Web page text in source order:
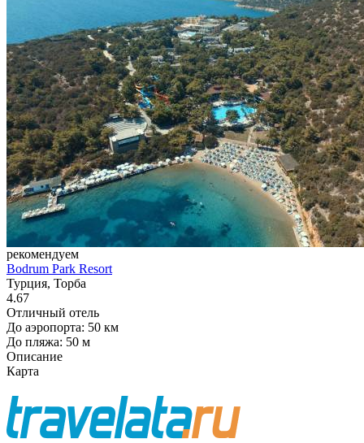
рекомендуем
Bodrum Park Resort
Турция, Торба
4.67
Отличный отель
До аэропорта: 50 км
До пляжа: 50 м
Описание
Карта